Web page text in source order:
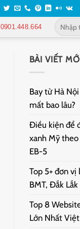
0901.448.664
BÀI VIẾT
Bay từ Hà
mất bao lâu?
Điều kiện để
xanh Mỹ
EB-5
Top 5+ đơn vị
BMT, Đắk
Top 8
Lớn Nhất